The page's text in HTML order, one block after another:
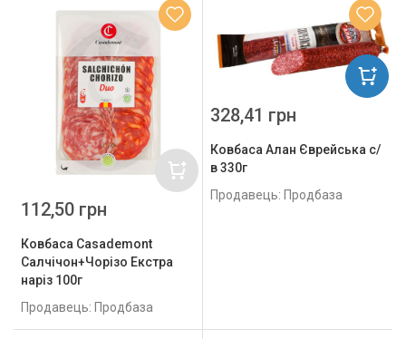
Ковбаса Casademont
Салчічон+Чорізо Екстра
наріз 100г
Продавець: Продбаза
112,50 грн
Ковбаса Алан Єврейська с/
в 330г
Продавець: Продбаза
328,41 грн